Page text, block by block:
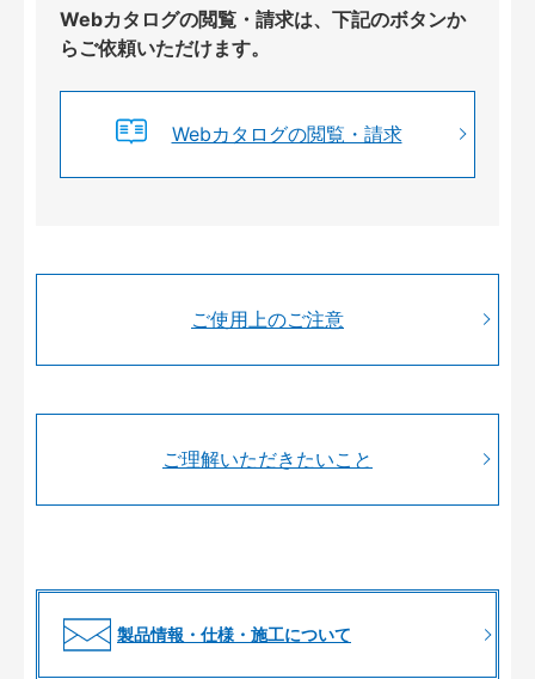
Webカタログの閲覧・請求は、下記のボタンか
らご依頼いただけます。
Webカタログの閲覧・請求
ご使用上のご注意
ご理解いただきたいこと
製品情報・仕様・施工について